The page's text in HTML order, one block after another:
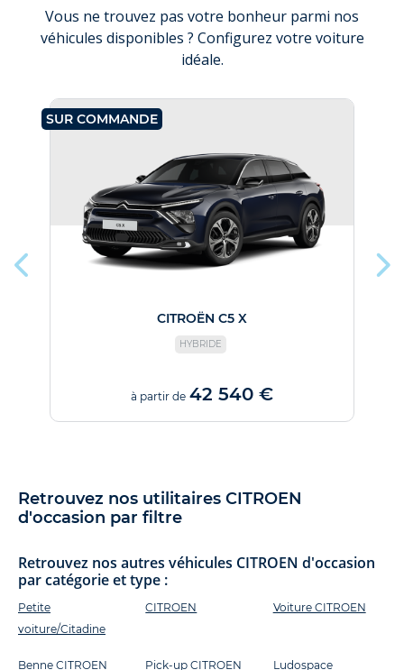
Vous ne trouvez pas votre bonheur parmi nos
véhicules disponibles ? Configurez votre voiture
idéale.
SUR COMMANDE
CITROËN C5 X
HYBRIDE
à partir de 42 540 €
Retrouvez nos utilitaires CITROEN
d'occasion par filtre
Retrouvez nos autres véhicules CITROEN d'occasion
par catégorie et type :
Petite
voiture/Citadine
CITROEN Voiture CITROEN
Benne CITROEN Pick-up CITROEN Ludospace